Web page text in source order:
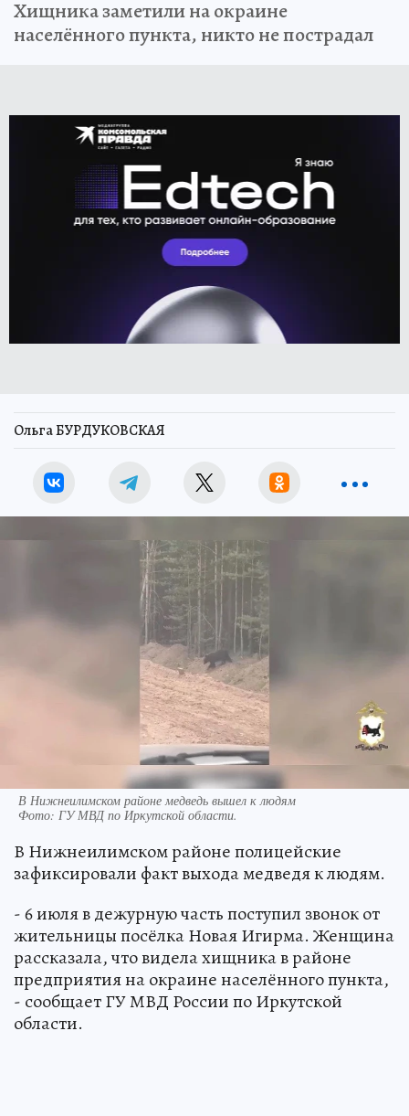
Хищника заметили на окраине
населённого пункта, никто не пострадал
Ольга БУРДУКОВСКАЯ
В Нижнеилимском районе медведь вышел к людям
Фото: ГУ МВД по Иркутской области.
В Нижнеилимском районе полицейские
зафиксировали факт выхода медведя к людям.
- 6 июля в дежурную часть поступил звонок от
жительницы посёлка Новая Игирма. Женщина
рассказала, что видела хищника в районе
предприятия на окраине населённого пункта,
- сообщает ГУ МВД России по Иркутской
области.